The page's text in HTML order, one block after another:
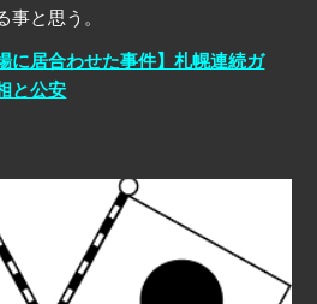
事と思う。
に居合わせた事件】札幌連続ガ
と公安